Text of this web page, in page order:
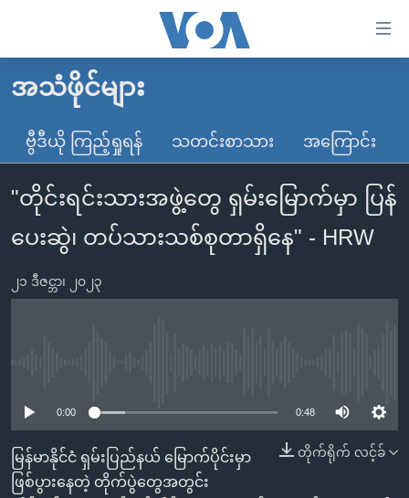
လွယ်ကူ
သည့်
Link
များ
ပင်မ
သို့
စာမျက်နှာ
သို့
မူလစာမျက်နှာ
မြန်မာ
ကမ္ဘာ့သတင်းများ
နိုင်ငံတကာ
အမေရိကန်
အစ္စရေး-ပါလက်စတိုင်း
ဗွီဒီယို
သတင်းလွတ်လပ်ခွင့်
အင်္ဂလိပ်စာလေ့လာမယ်
ဗွီအိုအေ လူမှုကွန်ယက်များ
အသံဖိုင်များ
ဗွီဒီယို ကြည့်ရှုရန် သတင်းစာသား အကြောင်း
"တိုင်းရင်းသားအဖွဲ့တွေ ရှမ်းမြောက်မှာ ပြန်
ပေးဆွဲ၊​ တပ်သားသစ်စုတာရှိနေ" - HRW
၂၁ ဒီဇင္ဘာ၊ ၂၀၂၃
0:00 0:48
တိုက်ရိုက် လင့်ခ်
မြန်မာနိုင်ငံ ရှမ်းပြည်နယ် မြောက်ပိုင်းမှာ
ဖြစ်ပွားနေတဲ့ တိုက်ပွဲတွေအတွင်း